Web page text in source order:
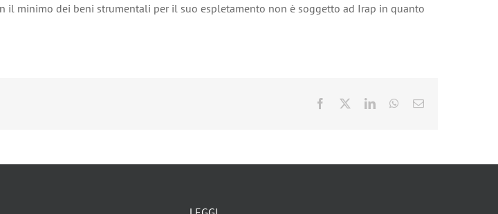
il minimo dei beni strumentali per il suo espletamento non è soggetto ad Irap in quanto
Facebook LinkedInWhatsApp
Email